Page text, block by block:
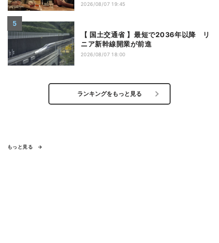
2026/08/07 19:45
【 国土交通省 】最短で2036年以降 リ
ニア新幹線開業が前進
2026/08/07 18:00
ランキングをもっと見る
もっと見る